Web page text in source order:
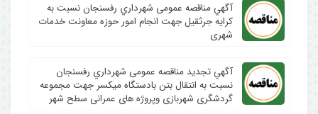
آگهي مناقصه عمومی شهرداري رفسنجان نسبت به
کرایه جرثقیل جهت انجام امور حوزه معاونت خدمات
شهری
آگهي تجدید مناقصه عمومی شهرداري رفسنجان
نسبت به انتقال بتن بادستگاه میکسر جهت مجموعه
گردشگری شهربازی وپروژه های عمرانی سطح شهر